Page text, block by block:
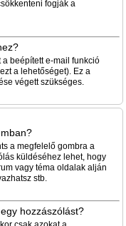
fogják a
beépített e-mail funkció
a lehetőséget). Ez a
végett szükséges.
a megfelelő gombra a
küldéséhez lehet, hogy
vagy téma oldalak alján
stb.
hozzászólást?